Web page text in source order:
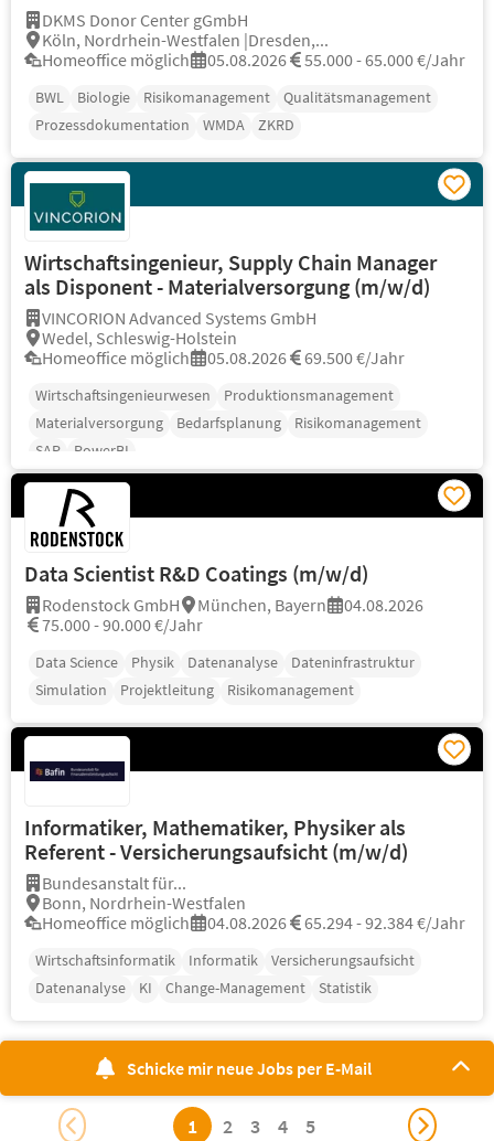
DKMS Donor Center gGmbH
Köln, Nordrhein-Westfalen |Dresden,...
Homeoffice möglich
05.08.2026 55.000 - 65.000 €/Jahr
BWL Biologie Risikomanagement
Qualitätsmanagement
Prozessdokumentation
WMDA ZKRD
Wirtschaftsingenieur, Supply Chain Manager
als Disponent - Materialversorgung (m/w/d)
VINCORION Advanced Systems GmbH
Wedel, Schleswig-Holstein
Homeoffice möglich
05.08.2026 69.500 €/Jahr
Wirtschaftsingenieurwesen
Produktionsmanagement
Materialversorgung
Bedarfsplanung
Risikomanagement
SAP
PowerBI
Data Scientist R&D Coatings (m/w/d)
Rodenstock GmbH München, Bayern
04.08.2026
75.000 - 90.000 €/Jahr
Data Science Physik Datenanalyse
Dateninfrastruktur
Simulation
Projektleitung Risikomanagement
Informatiker, Mathematiker, Physiker als
Referent - Versicherungsaufsicht (m/w/d)
Bundesanstalt für...
Bonn, Nordrhein-Westfalen
Homeoffice möglich
04.08.2026 65.294 - 92.384 €/Jahr
Wirtschaftsinformatik Informatik
Versicherungsaufsicht
Datenanalyse
KI Change-Management Statistik
Schicke mir neue Jobs per E-Mail
1 2 3 4 5